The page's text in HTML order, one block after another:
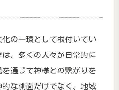
の一環として根付いてい
、多くの人々が日常的に
通じて神様との繋がりを
な側面だけでなく、地域